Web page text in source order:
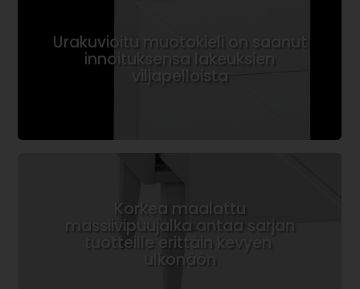
Urakuvioitu muotokieli on saanut
innoituksensa lakeuksien
viljapelloista
Korkea maalattu
massiivipuujalka antaa sarjan
tuotteille erittäin kevyen
ulkonäön